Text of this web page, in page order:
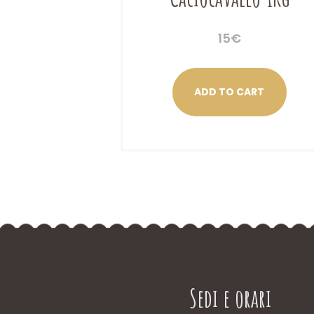
15€
ADD TO CART
Sedi e orari